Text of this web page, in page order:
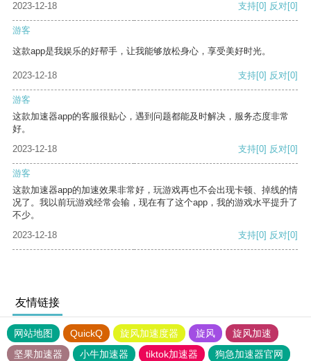
2023-12-18
支持[0] 反对[0]
游客
这款app是我娱乐的好帮手，让我能够放松身心，享受美好时光。
2023-12-18 支持[0] 反对[0]
游客
这款加速器app的客服很贴心，遇到问题都能及时解决，服务态度非常
好。
2023-12-18
支持[0] 反对[0]
游客
这款加速器app的加速效果非常好，玩游戏再也不会出现卡顿、掉线的情
况了。我以前玩游戏经常会输，现在有了这个app，我的游戏水平提升了
不少。
2023-12-18
支持[0] 反对[0]
友情链接
网站地图 QuickQ 旋风加速度器 旋风
旋风加速
坚果加速器
小牛加速器 tiktok加速器 狗急加速器官网